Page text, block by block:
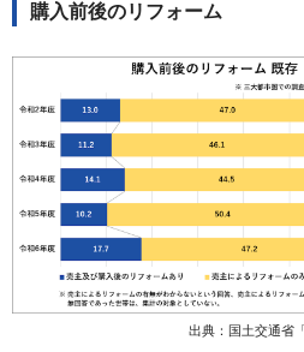
購入前後のリフォーム
出典：国土交通省「